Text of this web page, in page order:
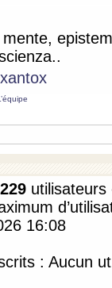
xantox
229
16:08
: Aucun